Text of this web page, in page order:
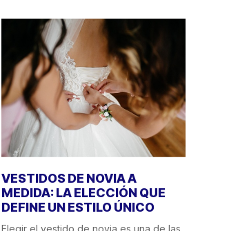
VESTIDOS DE NOVIA A
MEDIDA: LA ELECCIÓN QUE
DEFINE UN ESTILO ÚNICO
Elegir el vestido de novia es una de las